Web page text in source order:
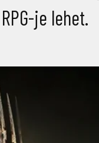
je lehet.